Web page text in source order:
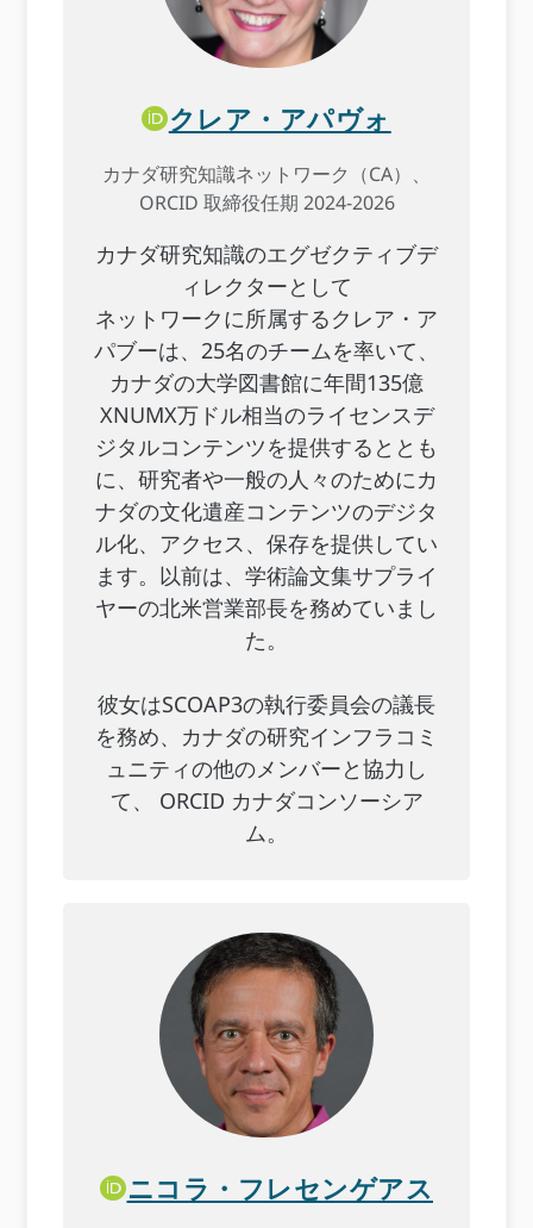
クレア・アパヴォ
カナダ研究知識ネットワーク（CA）、
ORCID 取締役任期 2024-2026
カナダ研究知識のエグゼクティブデ
ィレクターとして
ネットワークに所属するクレア・ア
パブーは、25名のチームを率いて、
カナダの大学図書館に年間135億
XNUMX万ドル相当のライセンスデ
ジタルコンテンツを提供するととも
に、研究者や一般の人々のためにカ
ナダの文化遺産コンテンツのデジタ
ル化、アクセス、保存を提供してい
ます。以前は、学術論文集サプライ
ヤーの北米営業部長を務めていまし
た。
彼女はSCOAP3の執行委員会の議長
を務め、カナダの研究インフラコミ
ュニティの他のメンバーと協力し
て、 ORCID カナダコンソーシア
ム。
ニコラ・フレセンゲアス